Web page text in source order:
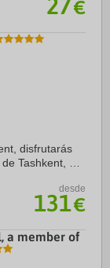
27€
disfrutarás
Tashkent, a
desde
131€
a member of